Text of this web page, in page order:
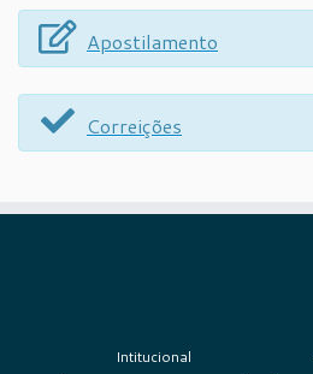
Apostilamento
Correições
Intitucional